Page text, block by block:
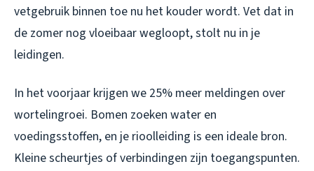
vetgebruik binnen toe nu het kouder wordt. Vet dat in
de zomer nog vloeibaar wegloopt, stolt nu in je
leidingen.
In het voorjaar krijgen we 25% meer meldingen over
wortelingroei. Bomen zoeken water en
voedingsstoffen, en je rioolleiding is een ideale bron.
Kleine scheurtjes of verbindingen zijn toegangspunten.